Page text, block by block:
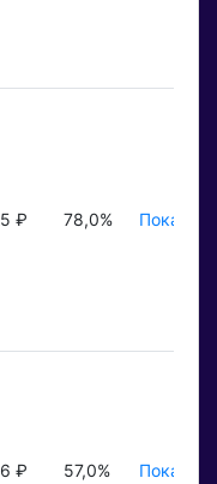
₽ 78,0%
₽ 57,0%